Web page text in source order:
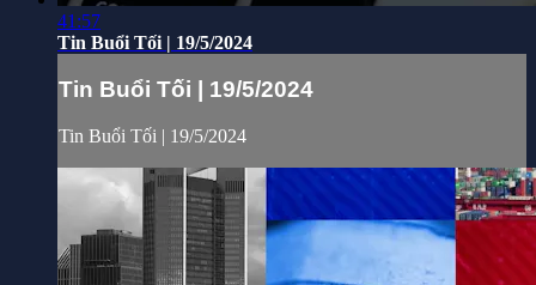
41:57
Tin Buổi Tối | 19/5/2024
Tin Buổi Tối | 19/5/2024
Tin Buổi Tối | 19/5/2024